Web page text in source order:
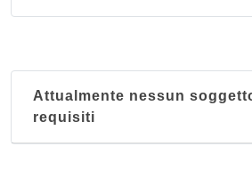
Attualmente nessun
requisiti